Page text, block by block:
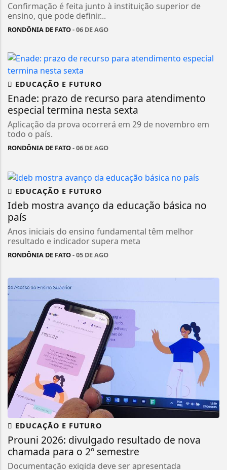
Confirmação é feita junto à instituição superior de
ensino, que pode definir...
RONDÔNIA DE FATO- 06 DE AGO
EDUCAÇÃO E FUTURO
Enade: prazo de recurso para atendimento
especial termina nesta sexta
Aplicação da prova ocorrerá em 29 de novembro em
todo o país.
RONDÔNIA DE FATO- 06 DE AGO
EDUCAÇÃO E FUTURO
Ideb mostra avanço da educação básica no
país
Anos iniciais do ensino fundamental têm melhor
resultado e indicador supera meta
RONDÔNIA DE FATO- 05 DE AGO
EDUCAÇÃO E FUTURO
Prouni 2026: divulgado resultado de nova
chamada para o 2º semestre
Documentação exigida deve ser apresentada